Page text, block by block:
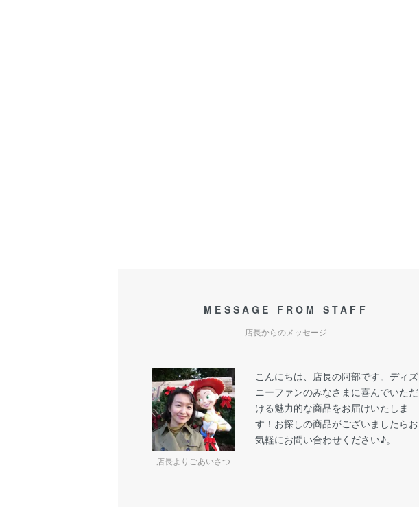
MESSAGE FROM STAFF
店長からのメッセージ
店長よりごあいさつ
こんにちは、店長の阿部です。ディズ
ニーファンのみなさまに喜んでいただ
ける魅力的な商品をお届けいたしま
す！お探しの商品がございましたらお
気軽にお問い合わせください♪。